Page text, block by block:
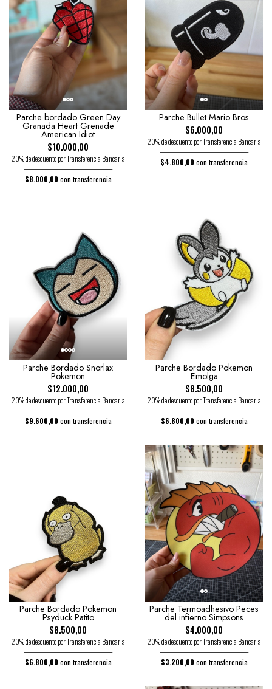
Parche bordado Green Day
Granada Heart Grenade
American Idiot
$10.000,00
20% de descuento por Transferencia Bancaria
$8.000,00 con transferencia
Parche Bullet Mario Bros
$6.000,00
20% de descuento por Transferencia Bancaria
$4.800,00 con transferencia
Parche Bordado Snorlax
Pokemon
$12.000,00
20% de descuento por Transferencia Bancaria
$9.600,00 con transferencia
Parche Bordado Pokemon
Emolga
$8.500,00
20% de descuento por Transferencia Bancaria
$6.800,00 con transferencia
Parche Bordado Pokemon
Psyduck Patito
$8.500,00
20% de descuento por Transferencia Bancaria
$6.800,00 con transferencia
Parche Termoadhesivo Peces
del infierno Simpsons
$4.000,00
20% de descuento por Transferencia Bancaria
$3.200,00 con transferencia